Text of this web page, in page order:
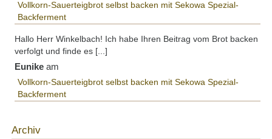
Vollkorn-Sauerteigbrot selbst backen mit Sekowa Spezial-
Backferment
Hallo Herr Winkelbach! Ich habe Ihren Beitrag vom Brot backen
verfolgt und finde es [...]
Eunike am
Vollkorn-Sauerteigbrot selbst backen mit Sekowa Spezial-
Backferment
Archiv